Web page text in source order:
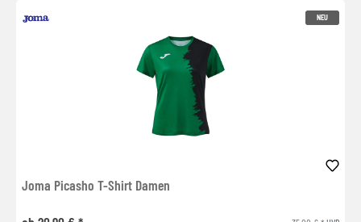
NEU
Joma Picasho T-Shirt Damen